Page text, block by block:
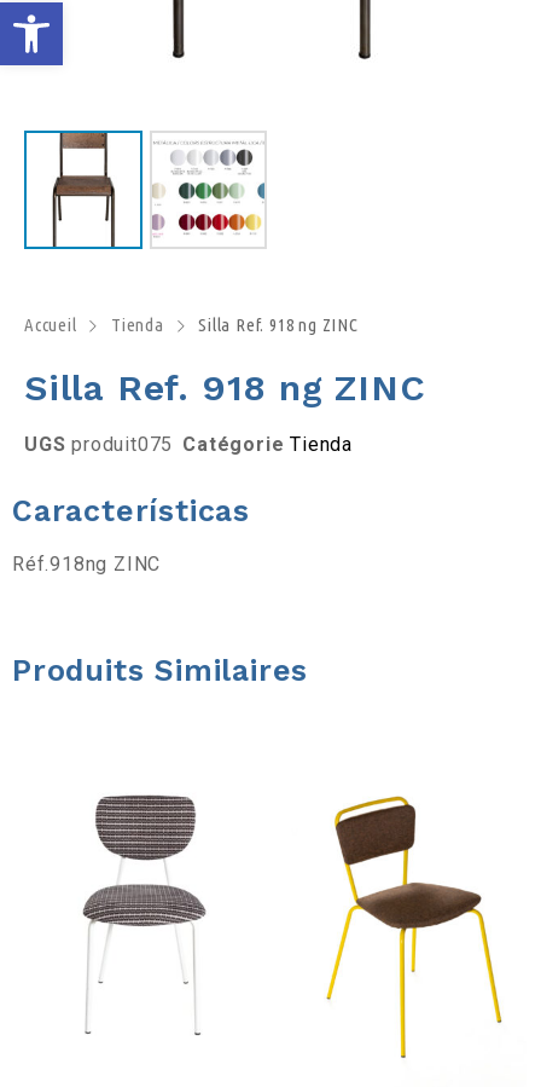
O
r
a
b
a
r
Accueil Tienda Silla Ref. 918 ng ZINC
Silla Ref. 918 ng ZINC
UGSproduit075 Catégorie Tienda
Características
Réf.918ng ZINC
Produits Similaires